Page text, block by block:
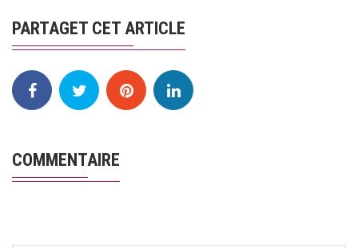
PARTAGET CET ARTICLE
COMMENTAIRE